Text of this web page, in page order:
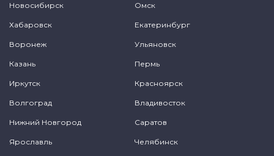
Новосибирск Омск
Хабаровск Екатеринбург
Воронеж Ульяновск
Казань Пермь
Иркутск Красноярск
Волгоград Владивосток
Нижний Новгород Саратов
Ярославль Челябинск